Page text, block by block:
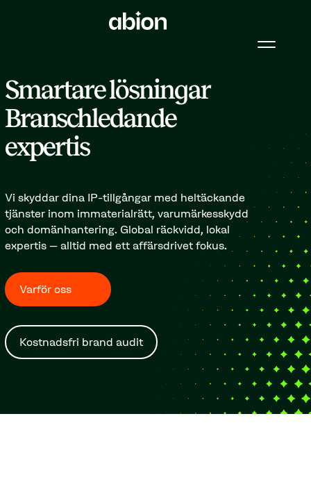
Smartare lösningar
Branschledande
expertis
Vi skyddar dina IP-tillgångar med heltäckande
tjänster inom immaterialrätt, varumärkesskydd
och domänhantering. Global räckvidd, lokal
expertis – alltid med ett affärsdrivet fokus.
Varför oss
Kostnadsfri brand audit